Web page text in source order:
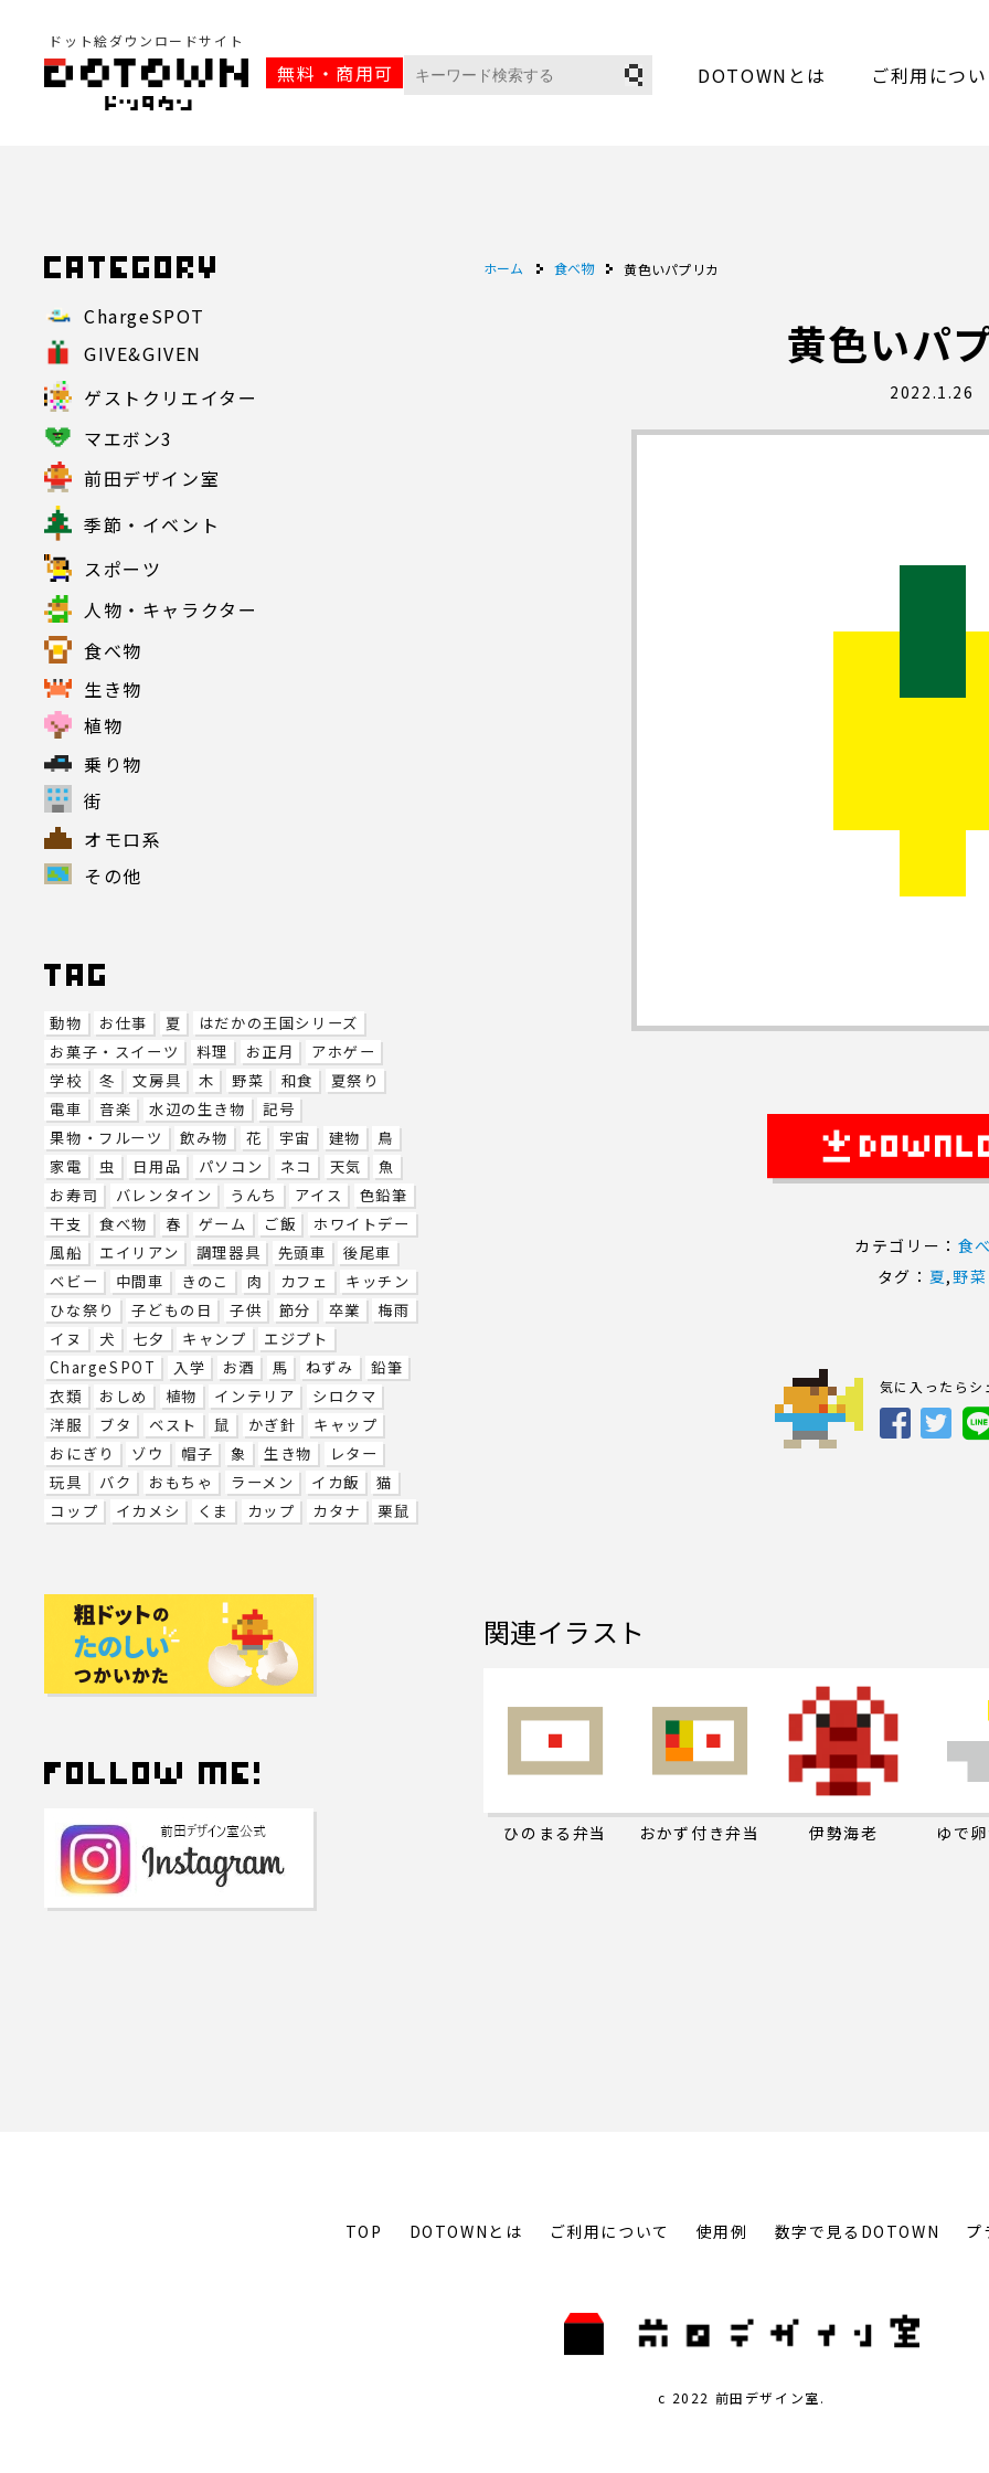
ドット絵ダウンロードサイト
無料・商用可 DOTOWNとは ご利用につ
ChargeSPOT
GIVE&GIVEN
ゲストクリエイター
マエボン3
前田デザイン室
季節・イベント
スポーツ
人物・キャラクター
食べ物
生き物
植物
乗り物
街
オモロ系
その他
動物 お仕事 夏
はだかの王国シリーズ
お菓子・スイーツ
料理 お正月
アホゲー
学校
冬 文房具 木 野菜 和食
夏祭り
電車
音楽 水辺の生き物
記号
果物・フルーツ
飲み物 花 宇宙 建物
鳥
家電
虫 日用品 パソコン ネコ 天気
魚
お寿司
バレンタイン うんち アイス
色鉛筆
干支
食べ物 春 ゲーム ご飯
ホワイトデー
風船
エイリアン 調理器具 先頭車
後尾車
ベビー
中間車 きのこ 肉 カフェ
キッチン
ひな祭り
子どもの日 子供 節分 卒業
梅雨
イヌ
犬 七夕 キャンプ
エジプト
ChargeSPOT
入学 お酒 馬 ねずみ
鉛筆
衣類
おしめ 植物 インテリア
シロクマ
洋服
ブタ ベスト 鼠 かぎ針
キャップ
おにぎり
ゾウ 帽子 象 生き物
レター
玩具
バク おもちゃ ラーメン イカ飯
猫
コップ
イカメシ くま カップ カタナ 栗鼠
ホーム 食べ物 黄色いパプリカ
黄色いパ
2022.1.26
カテゴリー： 食
タグ： 夏,野菜
気に入ったらシ
関連イラスト
ひのまる弁当 おかず付き弁当 伊勢海老 ゆで
TOP DOTOWNとは ご利用について 使用例 数字で見るDOTOWN プ
c 2022 前田デザイン室.